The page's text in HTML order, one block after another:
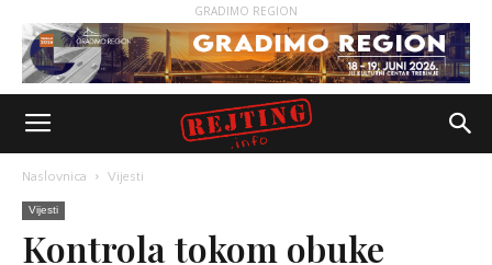
GRADIMO REGION
Naslovnica Vijesti
Vijesti
Kontrola tokom obuke